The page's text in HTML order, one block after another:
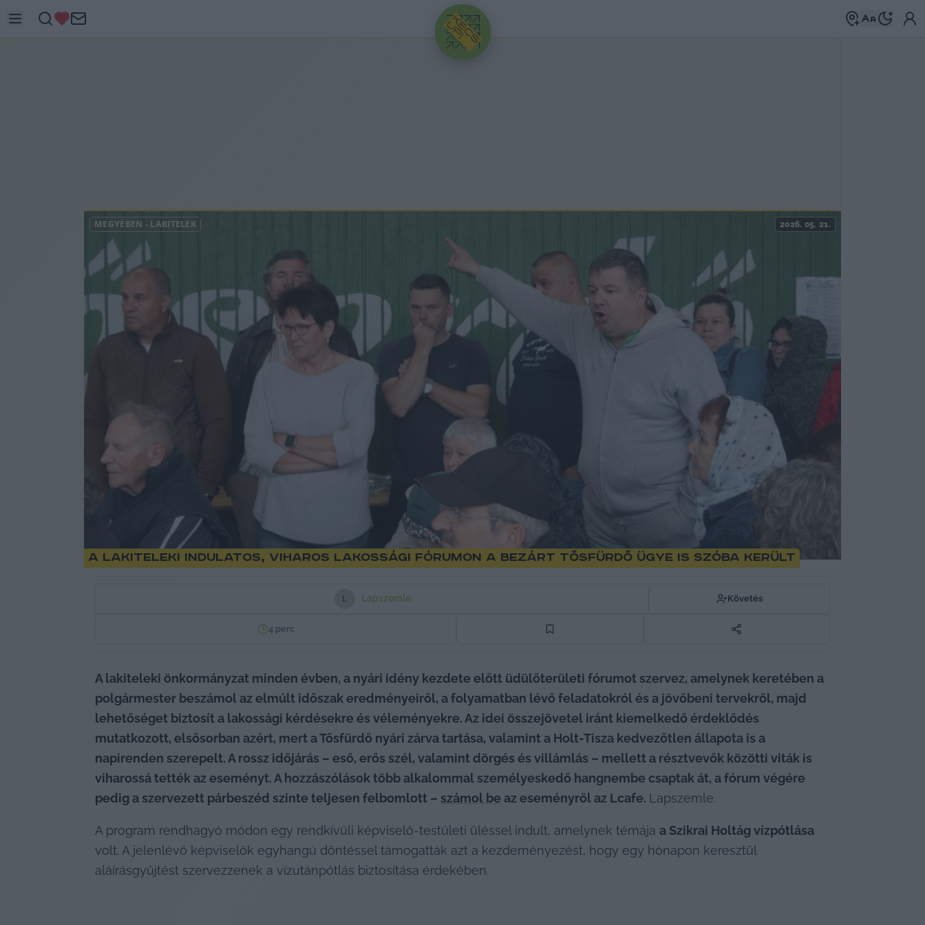
HIRDETÉS
MEGYÉBEN - LAKITELEK 2026. 05. 21.
A lakiteleki indulatos, viharos lakossági fórumon a bezárt Tősfürdő ügye is szóba került
L Lapszemle Követés
4perc
A lakiteleki önkormányzat minden évben, a nyári idény kezdete előtt üdülőterületi fórumot szervez, amelynek keretében a
polgármester beszámol az elmúlt időszak eredményeiről, a folyamatban lévő feladatokról és a jövőbeni tervekről, majd
lehetőséget biztosít a lakossági kérdésekre és véleményekre. Az idei összejövetel iránt kiemelkedő érdeklődés
mutatkozott, elsősorban azért, mert a Tősfürdő nyári zárva tartása, valamint a Holt-Tisza kedvezőtlen állapota is a
napirenden szerepelt. A rossz időjárás – eső, erős szél, valamint dörgés és villámlás – mellett a résztvevők közötti viták is
viharossá tették az eseményt. A hozzászólások több alkalommal személyeskedő hangnembe csaptak át, a fórum végére
pedig a szervezett párbeszéd szinte teljesen felbomlott – számol be az eseményről az Lcafe. Lapszemle.
A program rendhagyó módon egy rendkívüli képviselő-testületi üléssel indult, amelynek témája a Szikrai Holtág vízpótlása
volt. A jelenlévő képviselők egyhangú döntéssel támogatták azt a kezdeményezést, hogy egy hónapon keresztül
aláírásgyűjtést szervezzenek a vízutánpótlás biztosítása érdekében.